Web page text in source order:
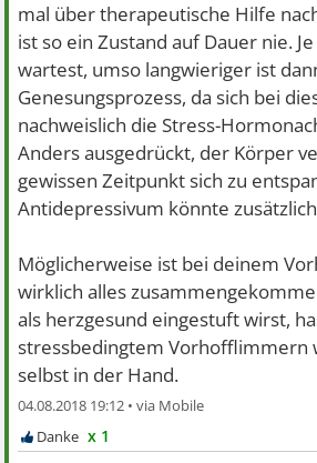
mal über therapeutische Hilfe
ist so ein Zustand auf Dauer nie.
wartest, umso langwieriger ist
Genesungsprozess, da sich bei
nachweislich die Stress-
Anders ausgedrückt, der Körper
gewissen Zeitpunkt sich zu
Antidepressivum könnte
Möglicherweise ist bei deinem
wirklich alles
als herzgesund eingestuft wirst,
stressbedingtem Vorhofflimmern
selbst in der Hand.
04.08.2018 19:12 •
x 1